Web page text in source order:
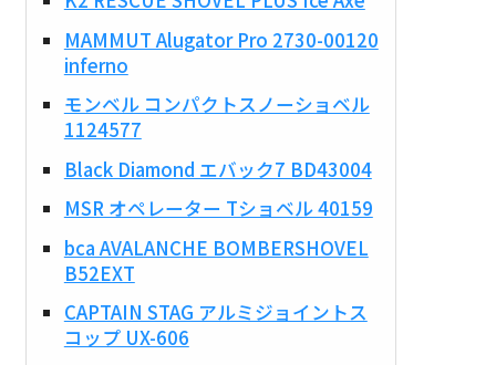
MAMMUT Alugator Pro 2730-00120
inferno
モンベル コンパクトスノーショベル
1124577
Black Diamond エバック7 BD43004
MSR オペレーター Tショベル 40159
bca AVALANCHE BOMBERSHOVEL
B52EXT
CAPTAIN STAG アルミジョイントス
コップ UX-606